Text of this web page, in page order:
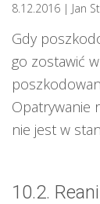
8.12.2016 | Jan
Gdy
go zostawić
Opatrywanie
nie jest w
10.2.